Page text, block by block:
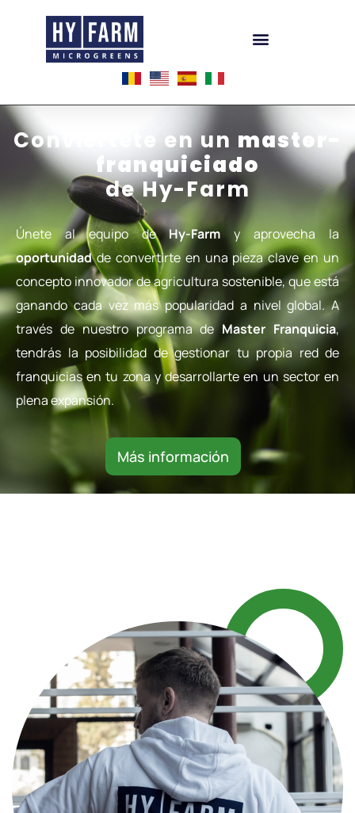
Conviértete en un master-
franquiciado
de Hy-Farm
Únete al equipo deHy-Farmy aprovecha la
oportunidadde convertirte en una pieza clave en un
concepto innovador de agricultura sostenible, que está
ganando cada vez más popularidad a nivel global. A
través de nuestro programa deMaster Franquicia,
tendrás la posibilidad de gestionar tu propia red de
franquicias en tu zona y desarrollarte en un sector en
plena expansión.
Más información